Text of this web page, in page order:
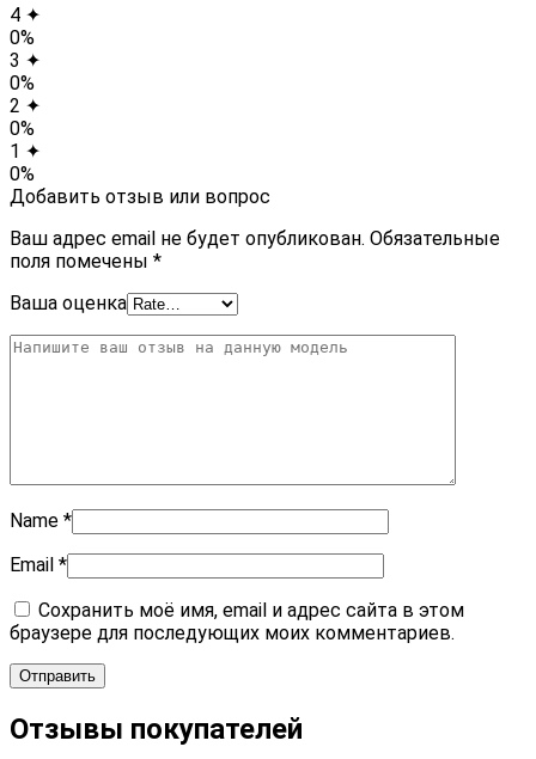
4 ✦
0%
3 ✦
0%
2 ✦
0%
1 ✦
0%
Добавить отзыв или вопрос
Ваш адрес email не будет опубликован. Обязательные
поля помечены *
Ваша оценка
Name *
Email *
Сохранить моё имя, email и адрес сайта в этом
браузере для последующих моих комментариев.
Отзывы покупателей